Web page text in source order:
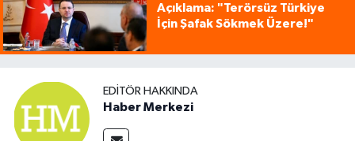
Açıklama: "Terörsüz Türkiye
İçin Şafak Sökmek Üzere!"
EDITÖR HAKKINDA
Haber Merkezi